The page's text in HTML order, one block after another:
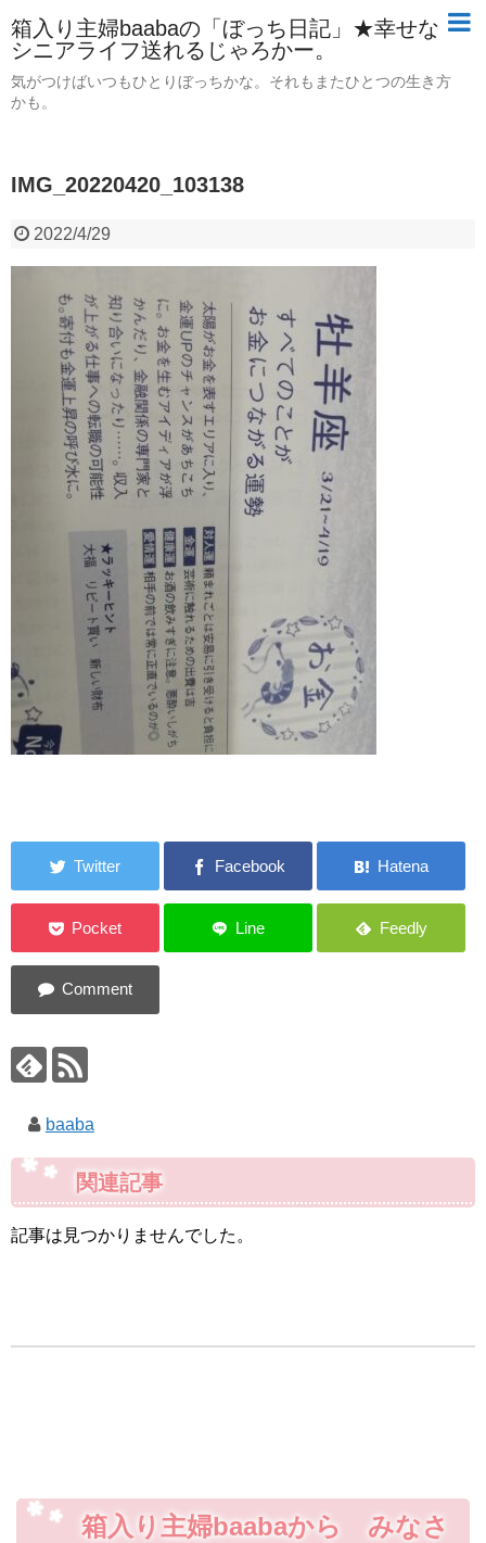
箱入り主婦baabaの「ぼっち日記」★幸せな
シニアライフ送れるじゃろかー。
気がつけばいつもひとりぼっちかな。それもまたひとつの生き方
かも。
IMG_20220420_103138
2022/4/29
baaba
関連記事
記事は見つかりませんでした。
箱入り主婦baabaから みなさ